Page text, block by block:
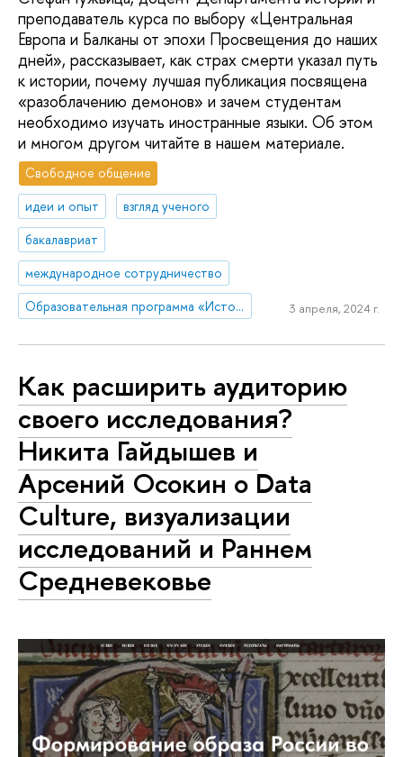
преподаватель курса по выбору «Центральная
Европа и Балканы от эпохи Просвещения до наших
дней», рассказывает, как страх смерти указал путь
к истории, почему лучшая публикация посвящена
«разоблачению демонов» и зачем студентам
необходимо изучать иностранные языки. Об этом
и многом другом читайте в нашем материале.
Свободное общение
идеи и опыт
взгляд ученого
бакалавриат
международное сотрудничество
Образовательная программа «История»
3 апреля, 2024 г.
Как расширить аудиторию
своего исследования?
Никита Гайдышев и
Арсений Осокин о Data
Culture, визуализации
исследований и Раннем
Средневековье